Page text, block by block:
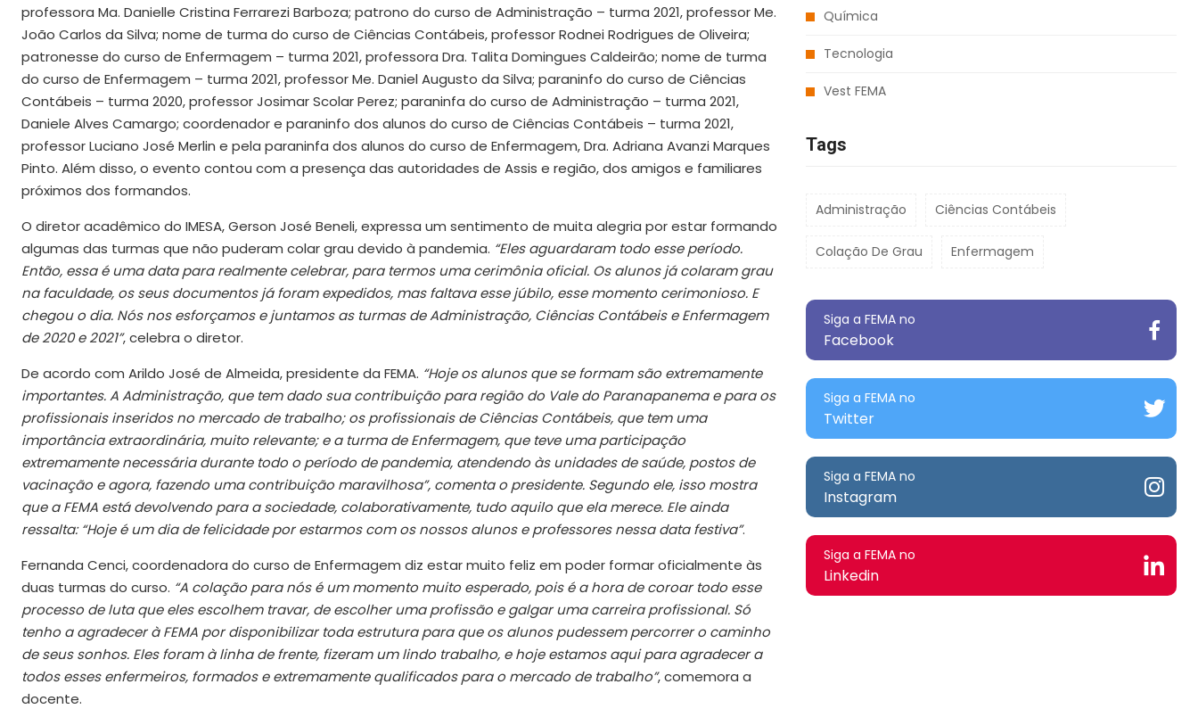
professora Ma. Danielle Cristina Ferrarezi Barboza; patrono do curso de Administração – turma 2021, professor Me.
João Carlos da Silva; nome de turma do curso de Ciências Contábeis, professor Rodnei Rodrigues de Oliveira;
patronesse do curso de Enfermagem – turma 2021, professora Dra. Talita Domingues Caldeirão; nome de turma
do curso de Enfermagem – turma 2021, professor Me. Daniel Augusto da Silva; paraninfo do curso de Ciências
Contábeis – turma 2020, professor Josimar Scolar Perez; paraninfa do curso de Administração – turma 2021,
Daniele Alves Camargo; coordenador e paraninfo dos alunos do curso de Ciências Contábeis – turma 2021,
professor Luciano José Merlin e pela paraninfa dos alunos do curso de Enfermagem, Dra. Adriana Avanzi Marques
Pinto. Além disso, o evento contou com a presença das autoridades de Assis e região, dos amigos e familiares
próximos dos formandos.
O diretor acadêmico do IMESA, Gerson José Beneli, expressa um sentimento de muita alegria por estar formando
algumas das turmas que não puderam colar grau devido à pandemia. “Eles aguardaram todo esse período.
Então, essa é uma data para realmente celebrar, para termos uma cerimônia oficial. Os alunos já colaram grau
na faculdade, os seus documentos já foram expedidos, mas faltava esse júbilo, esse momento cerimonioso. E
chegou o dia. Nós nos esforçamos e juntamos as turmas de Administração, Ciências Contábeis e Enfermagem
de 2020 e 2021”, celebra o diretor.
De acordo com Arildo José de Almeida, presidente da FEMA. “Hoje os alunos que se formam são extremamente
importantes. A Administração, que tem dado sua contribuição para região do Vale do Paranapanema e para os
profissionais inseridos no mercado de trabalho; os profissionais de Ciências Contábeis, que tem uma
importância extraordinária, muito relevante; e a turma de Enfermagem, que teve uma participação
extremamente necessária durante todo o período de pandemia, atendendo às unidades de saúde, postos de
vacinação e agora, fazendo uma contribuição maravilhosa”, comenta o presidente. Segundo ele, isso mostra
que a FEMA está devolvendo para a sociedade, colaborativamente, tudo aquilo que ela merece. Ele ainda
ressalta: “Hoje é um dia de felicidade por estarmos com os nossos alunos e professores nessa data festiva”.
Fernanda Cenci, coordenadora do curso de Enfermagem diz estar muito feliz em poder formar oficialmente às
duas turmas do curso. “A colação para nós é um momento muito esperado, pois é a hora de coroar todo esse
processo de luta que eles escolhem travar, de escolher uma profissão e galgar uma carreira profissional. Só
tenho a agradecer à FEMA por disponibilizar toda estrutura para que os alunos pudessem percorrer o caminho
de seus sonhos. Eles foram à linha de frente, fizeram um lindo trabalho, e hoje estamos aqui para agradecer a
todos esses enfermeiros, formados e extremamente qualificados para o mercado de trabalho”, comemora a
docente.
Química
Tecnologia
Vest FEMA
Tags
Administração Ciências Contábeis
Colação De Grau Enfermagem
Siga a FEMA no
Facebook
Siga a FEMA no
Twitter
Siga a FEMA no
Instagram
Siga a FEMA no
Linkedin